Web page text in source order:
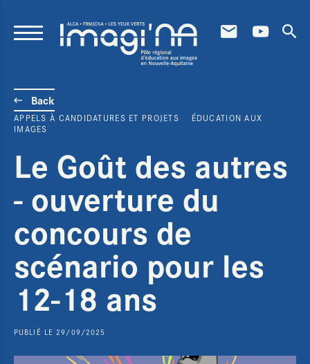
Back
APPELS À CANDIDATURES ET PROJETS
ÉDUCATION AUX
IMAGES
Le Goût des autres
- ouverture du
concours de
scénario pour les
12-18 ans
PUBLIÉ LE 29/09/2025